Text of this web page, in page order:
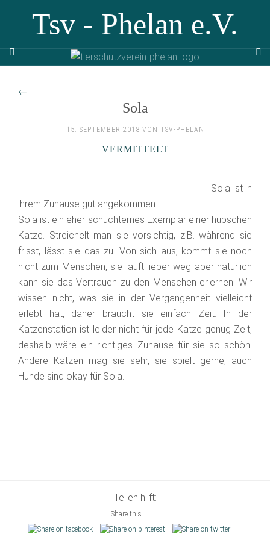
Tsv - Phelan e.V.
←
Sola
15. SEPTEMBER 2018 VON TSV-PHELAN
VERMITTELT
Sola ist in
ihrem Zuhause gut angekommen.
Sola ist ein eher schüchternes Exemplar einer hübschen
Katze. Streichelt man sie vorsichtig, z.B. während sie
frisst, lässt sie das zu. Von sich aus, kommt sie noch
nicht zum Menschen, sie läuft lieber weg aber natürlich
kann sie das Vertrauen zu den Menschen erlernen. Wir
wissen nicht, was sie in der Vergangenheit vielleicht
erlebt hat, daher braucht sie einfach Zeit. In der
Katzenstation ist leider nicht für jede Katze genug Zeit,
deshalb wäre ein richtiges Zuhause für sie so schön.
Andere Katzen mag sie sehr, sie spielt gerne, auch
Hunde sind okay für Sola.
Teilen hilft:
Share this...